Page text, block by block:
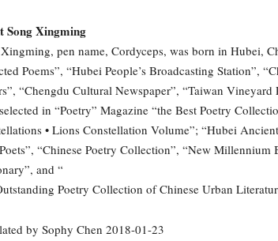
Song Xingming
pen name, Cordyceps, was born in Hubei,
Poems”, “Hubei People’s Broadcasting Station”,
“Chengdu Cultural Newspaper”, “Taiwan
in “Poetry” Magazine “the Best Poetry
• Lions Constellation Volume”; “Hubei
“Chinese Poetry Collection”, “New Millennium
and “
Poetry Collection of Chinese Urban
by Sophy Chen 2018-01-23